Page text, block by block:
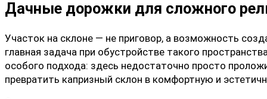
Дачные дорожки для сложного
Участок на склоне — не приговор, а возможность
главная задача при обустройстве такого
особого подхода: здесь недостаточно просто
превратить капризный склон в комфортную и